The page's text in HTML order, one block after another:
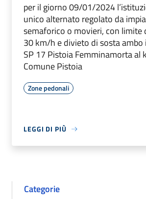
per il giorno 09/01/2024
unico alternato regolato da
semaforico o movieri, con limite
30 km/h e divieto di sosta ambo
SP 17 Pistoia Femminamorta al
Comune Pistoia
Zone pedonali
LEGGI DI PIÙ
Categorie